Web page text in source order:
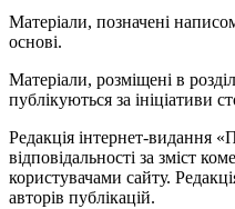
Матеріали, позначені
основі.
Матеріали, розміщені в
публікуються за ініціативи
Редакція інтернет-видання
відповідальності за зміст
користувачами сайту.
авторів публікацій.